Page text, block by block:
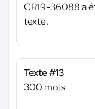
CR19-36088 a
texte.
Texte #13
300 mots